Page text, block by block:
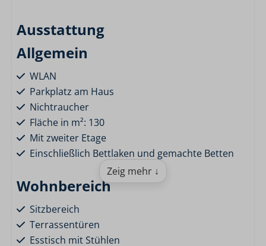
Ausstattung
Allgemein
WLAN
Parkplatz am Haus
Nichtraucher
Fläche in m²: 130
Mit zweiter Etage
Einschließlich Bettlaken und gemachte Betten
Wohnbereich
Sitzbereich
Terrassentüren
Esstisch mit Stühlen
Zeig mehr ↓